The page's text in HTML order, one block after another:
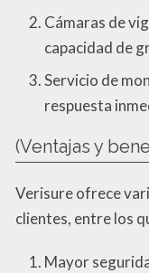
Cámaras de
capacidad de
Servicio de
respuesta
(Ventajas y
Verisure ofrece
clientes, entre los
Mayor